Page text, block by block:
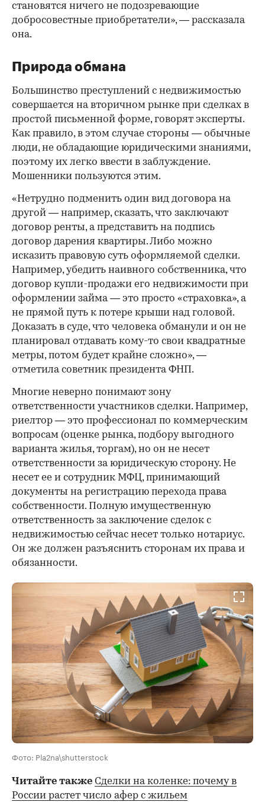
становятся ничего не подозревающие
добросовестные приобретатели», — рассказала
она.
Природа обмана
Большинство преступлений с недвижимостью
совершается на вторичном рынке при сделках в
простой письменной форме, говорят эксперты.
Как правило, в этом случае стороны — обычные
люди, не обладающие юридическими знаниями,
поэтому их легко ввести в заблуждение.
Мошенники пользуются этим.
«Нетрудно подменить один вид договора на
другой — например, сказать, что заключают
договор ренты, а представить на подпись
договор дарения квартиры. Либо можно
исказить правовую суть оформляемой сделки.
Например, убедить наивного собственника, что
договор купли-продажи его недвижимости при
оформлении займа — это просто «страховка», а
не прямой путь к потере крыши над головой.
Доказать в суде, что человека обманули и он не
планировал отдавать кому-то свои квадратные
метры, потом будет крайне сложно», —
отметила советник президента ФНП.
Многие неверно понимают зону
ответственности участников сделки. Например,
риелтор — это профессионал по коммерческим
вопросам (оценке рынка, подбору выгодного
варианта жилья, торгам), но он не несет
ответственности за юридическую сторону. Не
несет ее и сотрудник МФЦ, принимающий
документы на регистрацию перехода права
собственности. Полную имущественную
ответственность за заключение сделок с
недвижимостью сейчас несет только нотариус.
Он же должен разъяснить сторонам их права и
обязанности.
Фото: Pla2na\shutterstock
Читайте также Сделки на коленке: почему в
России растет число афер с жильем